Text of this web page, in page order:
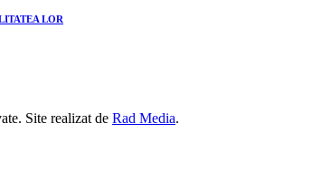
LOR
Site realizat de Rad Media.